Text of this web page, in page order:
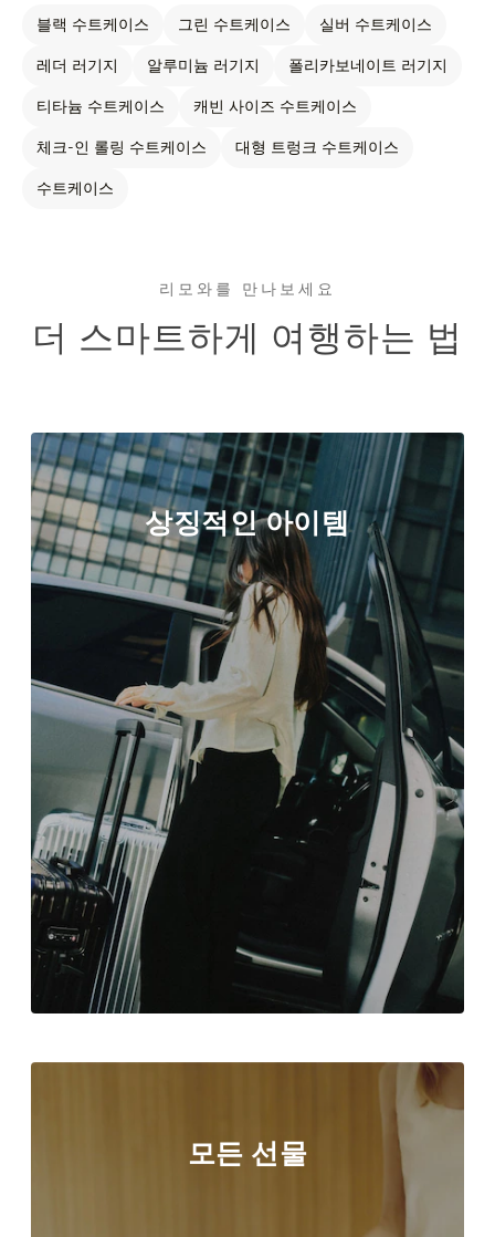
블랙 수트케이스 그린 수트케이스 실버 수트케이스
레더 러기지 알루미늄 러기지 폴리카보네이트 러기지
티타늄 수트케이스 캐빈 사이즈 수트케이스
체크-인 롤링 수트케이스 대형 트렁크 수트케이스
수트케이스
리모와를 만나보세요
더 스마트하게 여행하는 법
상징적인 아이템
모든 선물